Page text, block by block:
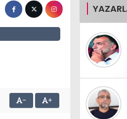
- +